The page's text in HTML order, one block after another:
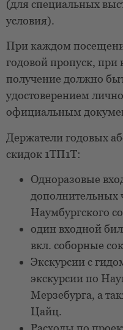
(для специальных
условия).
При каждом
годовой пропуск, при
получение должно
удостоверением
официальным
Держатели годовых
скидок 1ТП1Т:
Одноразовые
дополнительных
Наумбургского
один входной
вкл. соборные
Экскурсии с
экскурсии по
Мерзебурга, а
Цайц.